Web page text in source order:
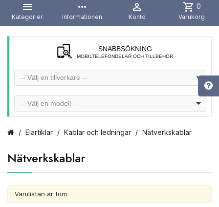

Kategorier
more_horiz
Informationen

Konto
shopping_cart 0
Varukorg
SNABBSÖKNING
MOBILTELEFONDELAR OCH TILLBEHÖR
-- Välj en tillverkare --
-- Välj en modell --
Elartiklar Kablar och ledningar Nätverkskablar
Nätverkskablar
Varulistan är tom